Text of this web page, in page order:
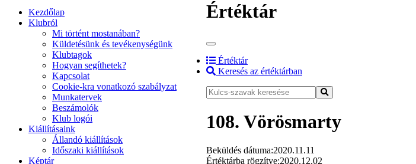
Kezdőlap
Klubról
Mi történt mostanában?
Küldetésünk és tevékenységünk
Klubtagok
Hogyan segíthetek?
Kapcsolat
Cookie-kra vonatkozó szabályzat
Munkatervek
Beszámolók
Klub logói
Kiállításaink
Állandó kiállítások
Időszaki kiállítások
Képtár
Értéktár
Értéktár
Keresés az értéktárban
108. Vörösmarty
Beküldés dátuma:2020.11.11
Értéktárba rögzítve:2020.12.02